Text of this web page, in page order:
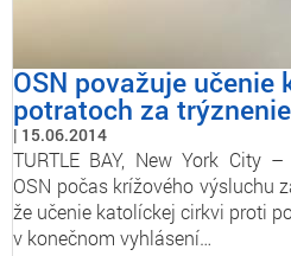
OSN považuje
potratoch za trýznenie
15.06.2014
TURTLE BAY, New York City
OSN počas krížového výsluchu
že učenie katolíckej cirkvi proti
v konečnom vyhlásení…